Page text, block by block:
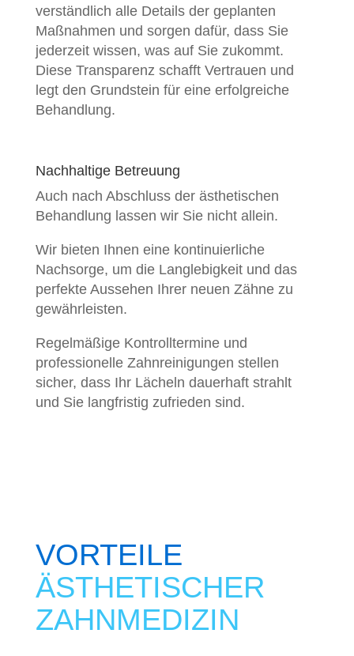
verständlich alle Details der geplanten
Maßnahmen und sorgen dafür, dass Sie
jederzeit wissen, was auf Sie zukommt.
Diese Transparenz schafft Vertrauen und
legt den Grundstein für eine erfolgreiche
Behandlung.
Nachhaltige Betreuung
Auch nach Abschluss der ästhetischen
Behandlung lassen wir Sie nicht allein.
Wir bieten Ihnen eine kontinuierliche
Nachsorge, um die Langlebigkeit und das
perfekte Aussehen Ihrer neuen Zähne zu
gewährleisten.
Regelmäßige Kontrolltermine und
professionelle Zahnreinigungen stellen
sicher, dass Ihr Lächeln dauerhaft strahlt
und Sie langfristig zufrieden sind.
VORTEILE
ÄSTHETISCHER
ZAHNMEDIZIN